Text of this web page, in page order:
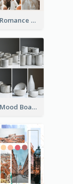
Wedding Romance Mood Board
Ceramics Mood Board